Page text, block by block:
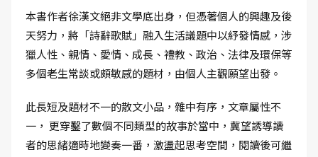
本書作者徐漢文絕非文學底出身，但憑著個人的興趣及後
天努力，將「詩辭歌賦」融入生活議題中以紓發情感，涉
獵人性、親情、愛情、成長、禮教、政治、法律及環保等
多個老生常談或頗敏感的題材，由個人主觀願望出發。
此長短及題材不一的散文小品，雜中有序，文章屬性不
一， 更穿鑿了數個不同類型的故事於當中，冀望誘導讀
者的思緒適時地變奏一番，激盪起思考空間，閱讀後可繼